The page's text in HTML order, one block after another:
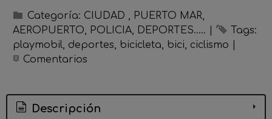
Categoría: CIUDAD , PUERTO MAR,
AEROPUERTO, POLICIA, DEPORTES.....
Tags:
playmobil deportes bicicleta bici ciclismo
Comentarios
Descripción